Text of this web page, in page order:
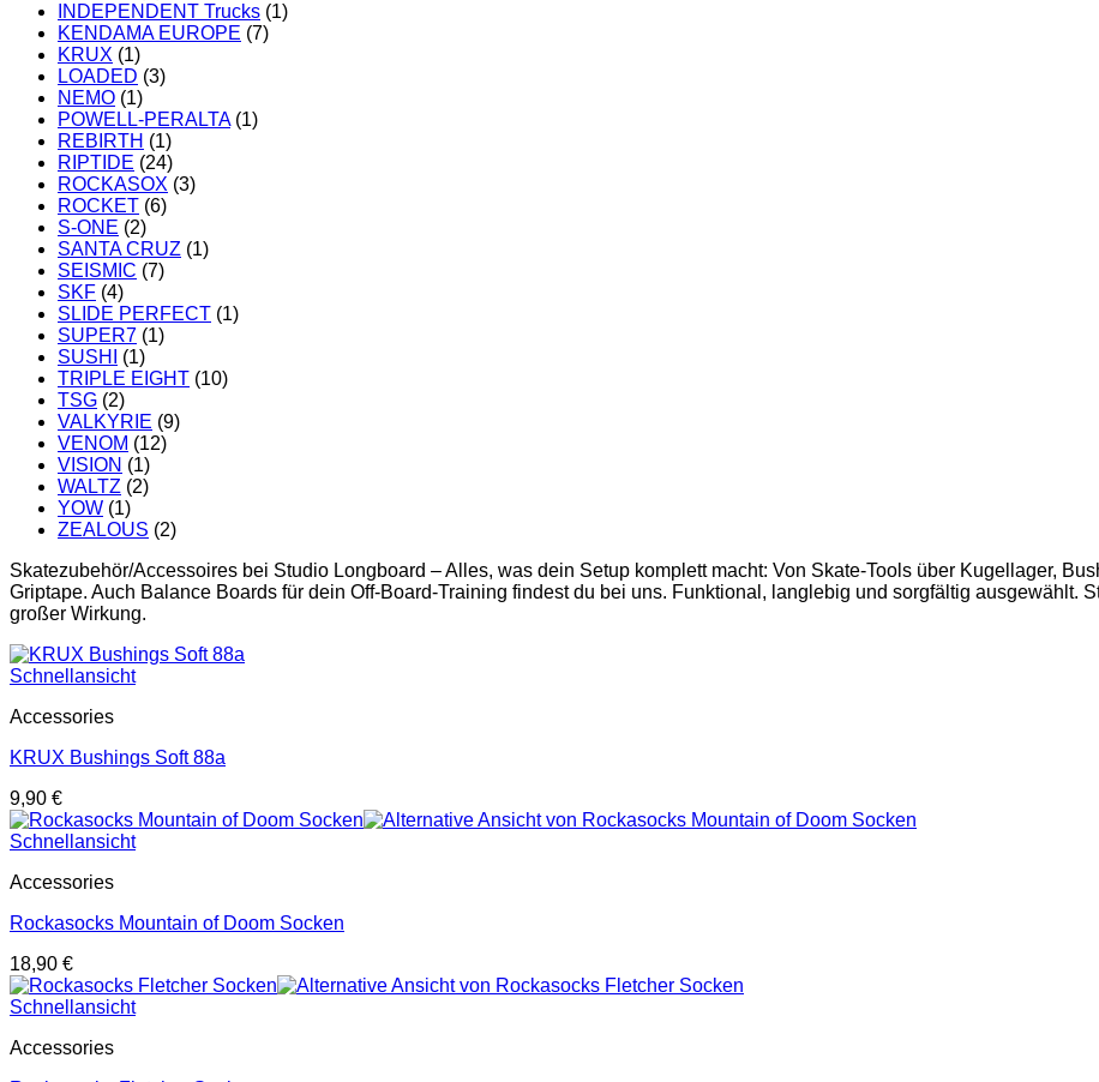
INDEPENDENT Trucks (1)
KENDAMA EUROPE (7)
KRUX (1)
LOADED (3)
NEMO (1)
POWELL-PERALTA (1)
REBIRTH (1)
RIPTIDE (24)
ROCKASOX (3)
ROCKET (6)
S-ONE (2)
SANTA CRUZ (1)
SEISMIC (7)
SKF (4)
SLIDE PERFECT (1)
SUPER7 (1)
SUSHI
(1)
TRIPLE EIGHT (10)
TSG (2)
VALKYRIE (9)
VENOM (12)
VISION (1)
WALTZ (2)
YOW (1)
ZEALOUS (2)
Skatezubehör/Accessoires bei Studio Longboard – Alles, was dein Setup komplett macht: Von Skate-Tools über Kugellager,
Griptape. Auch Balance Boards für dein Off-Board-Training findest du bei uns. Funktional, langlebig und sorgfältig ausgewählt.
großer Wirkung.
Schnellansicht
Accessories
KRUX Bushings Soft 88a
9,90 €
Schnellansicht
Accessories
Rockasocks Mountain of Doom Socken
18,90 €
Schnellansicht
Accessories